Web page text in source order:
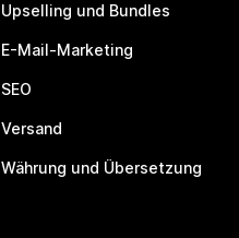
Upselling und Bundles
E-Mail-Marketing
SEO
Versand
Währung und Übersetzung